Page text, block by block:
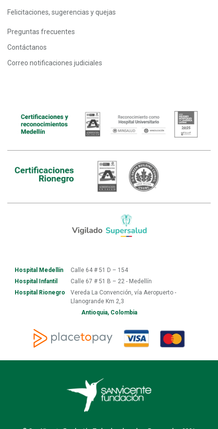
Felicitaciones, sugerencias y quejas
Preguntas frecuentes
Contáctanos
Correo notificaciones judiciales
Hospital Medellín
Calle 64 # 51 D – 154
Hospital Infantil
Calle 67 # 51 B – 22 - Medellín
Hospital Rionegro
Vereda La Convención, vía Aeropuerto -
Llanogrande Km 2,3
Antioquia, Colombia